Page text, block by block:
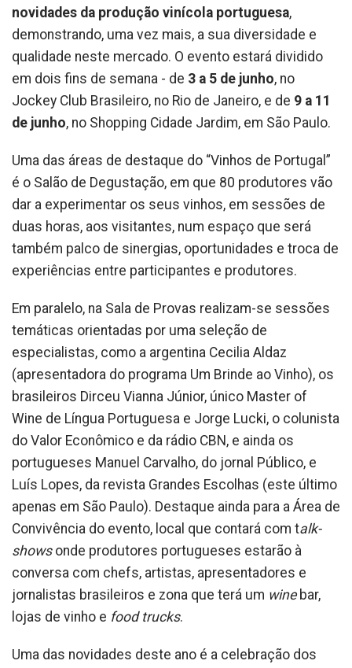
novidades da produção vinícola portuguesa,
demonstrando, uma vez mais, a sua diversidade e
qualidade neste mercado. O evento estará dividido
em dois fins de semana - de 3 a 5 de junho, no
Jockey Club Brasileiro, no Rio de Janeiro, e de 9 a 11
de junho, no Shopping Cidade Jardim, em São Paulo.
Uma das áreas de destaque do “Vinhos de Portugal”
é o Salão de Degustação, em que 80 produtores vão
dar a experimentar os seus vinhos, em sessões de
duas horas, aos visitantes, num espaço que será
também palco de sinergias, oportunidades e troca de
experiências entre participantes e produtores.
Em paralelo, na Sala de Provas realizam-se sessões
temáticas orientadas por uma seleção de
especialistas, como a argentina Cecilia Aldaz
(apresentadora do programa Um Brinde ao Vinho), os
brasileiros Dirceu Vianna Júnior, único Master of
Wine de Língua Portuguesa e Jorge Lucki, o colunista
do Valor Econômico e da rádio CBN, e ainda os
portugueses Manuel Carvalho, do jornal Público, e
Luís Lopes, da revista Grandes Escolhas (este último
apenas em São Paulo). Destaque ainda para a Área de
Convivência do evento, local que contará com talk-
showsonde produtores portugueses estarão à
conversa com chefs, artistas, apresentadores e
jornalistas brasileiros e zona que terá um wine bar,
lojas de vinho e food trucks.
Uma das novidades deste ano é a celebração dos